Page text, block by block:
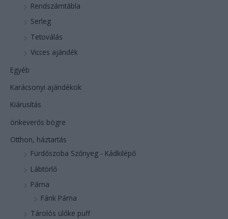
Rendszámtábla
Serleg
Tetoválás
Vicces ajándék
Egyéb
Karácsonyi ajándékok
Kiárusítás
önkeverős bögre
Otthon, háztartás
Fürdőszoba Szőnyeg - Kádkilépő
Lábtörlő
Párna
Fánk Párna
Tárolós ülőke puff